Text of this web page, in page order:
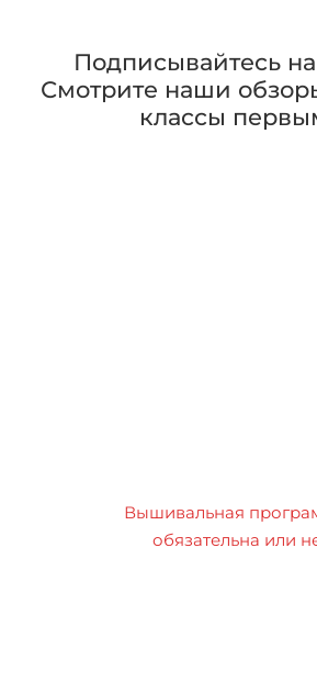
Подписывайтесь на
Смотрите наши
классы
Вышивальная
обязательна или